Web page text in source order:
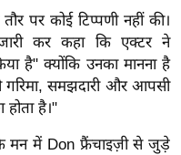
पर कोई टिप्पणी नहीं की।
कर कहा कि एक्टर ने
है" क्योंकि उनका मानना ​​है
गरिमा, समझदारी और आपसी
है।"
मन में Don फ्रैंचाइज़ी से जुड़े